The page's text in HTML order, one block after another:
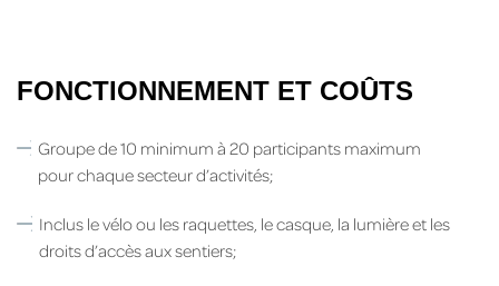
FONCTIONNEMENT ET COÛTS
Groupe de 10 minimum à 20 participants maximum
pour chaque secteur d’activités;
Inclus le vélo ou les raquettes, le casque, la lumière et les
droits d’accès aux sentiers;